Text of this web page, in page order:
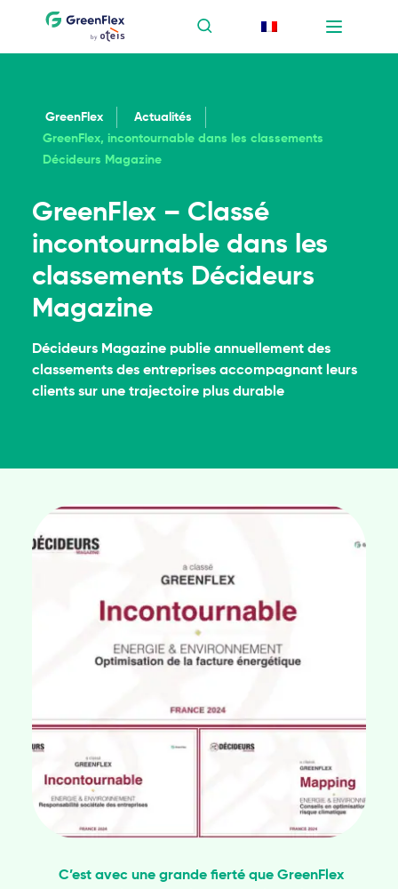
GreenFlex
Actualités
GreenFlex, incontournable dans les classements
Décideurs Magazine
GreenFlex – Classé
incontournable dans les
classements Décideurs
Magazine
Décideurs Magazine publie annuellement des
classements des entreprises accompagnant leurs
clients sur une trajectoire plus durable
C’est avec une grande fierté que GreenFlex